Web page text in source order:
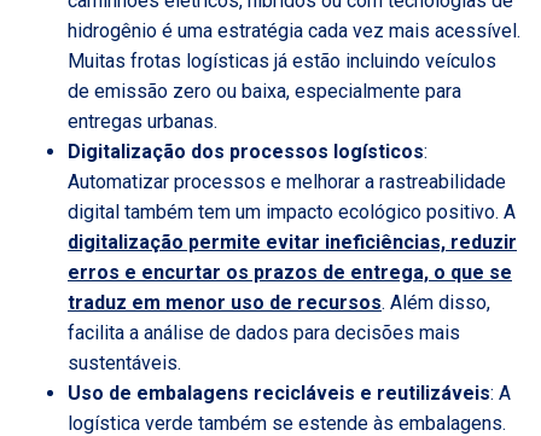
hidrogênio é uma estratégia cada vez mais acessível.
Muitas frotas logísticas já estão incluindo veículos
de emissão zero ou baixa, especialmente para
entregas urbanas.
Digitalização dos processos logísticos:
Automatizar processos e melhorar a rastreabilidade
digital também tem um impacto ecológico positivo. A
digitalização permite evitar ineficiências, reduzir
erros e encurtar os prazos de entrega, o que se
traduz em menor uso de recursos. Além disso,
facilita a análise de dados para decisões mais
sustentáveis.
Uso de embalagens recicláveis e reutilizáveis: A
logística verde também se estende às embalagens.